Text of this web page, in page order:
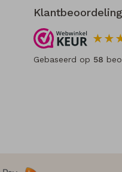
Gebaseerd op 58